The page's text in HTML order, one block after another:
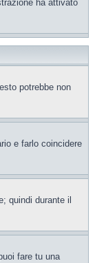
ha attivato
potrebbe non
e farlo coincidere
quindi durante il
fare tu una